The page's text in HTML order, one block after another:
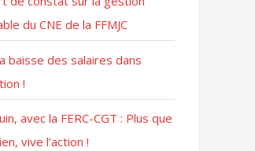
du CNE de la FFMJC
baisse des salaires dans
!
avec la FERC-CGT : Plus que
vive l’action !